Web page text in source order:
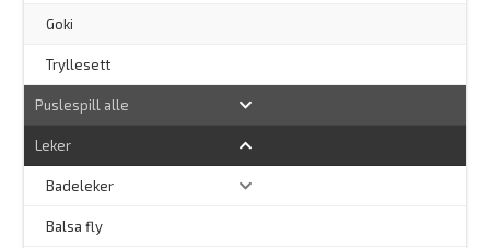
Goki
Tryllesett
Puslespill alle
Leker
Badeleker
Balsa fly